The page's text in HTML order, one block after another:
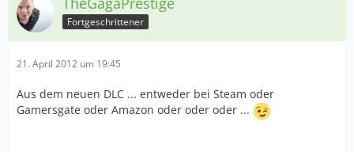
Fortgeschrittener
21. April 2012 um 19:45
Aus dem neuen DLC ... entweder bei Steam oder
Gamersgate oder Amazon oder oder oder ...